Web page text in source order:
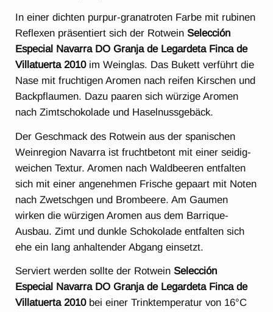
In einer dichten purpur-granatroten Farbe mit rubinen
Reflexen präsentiert sich der Rotwein Selección
Especial Navarra DO Granja de Legardeta Finca de
Villatuerta 2010im Weinglas. Das Bukett verführt die
Nase mit fruchtigen Aromen nach reifen Kirschen und
Backpflaumen. Dazu paaren sich würzige Aromen
nach Zimtschokolade und Haselnussgebäck.
Der Geschmack des Rotwein aus der spanischen
Weinregion Navarra ist fruchtbetont mit einer seidig-
weichen Textur. Aromen nach Waldbeeren entfalten
sich mit einer angenehmen Frische gepaart mit Noten
nach Zwetschgen und Brombeere. Am Gaumen
wirken die würzigen Aromen aus dem Barrique-
Ausbau. Zimt und dunkle Schokolade entfalten sich
ehe ein lang anhaltender Abgang einsetzt.
Serviert werden sollte der Rotwein Selección
Especial Navarra DO Granja de Legardeta Finca de
Villatuerta 2010bei einer Trinktemperatur von 16°C